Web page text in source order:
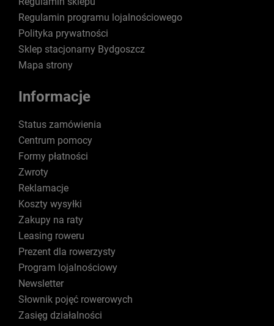
Regulamin programu lojalnościowego
Polityka prywatności
Sklep stacjonarny Bydgoszcz
Mapa strony
Informacje
Status zamówienia
Centrum pomocy
Formy płatności
Zwroty
Reklamacje
Koszty wysyłki
Zakupy na raty
Leasing roweru
Prezent dla rowerzysty
Program lojalnościowy
Newsletter
Słownik pojęć rowerowych
Zasięg działalności